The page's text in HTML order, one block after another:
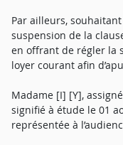
Par ailleurs,
suspension de la
en offrant de régler la
loyer courant afin
Madame [I] [Y],
signifié à étude le 01
représentée à